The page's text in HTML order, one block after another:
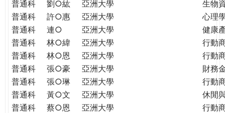
普通科
劉○紘 亞洲大學
生物
普通科
許○惠 亞洲大學
心理
普通科
連○ 亞洲大學
健康
普通科
林○緯 亞洲大學
行動
普通科
林○恩 亞洲大學
行動
普通科
張○豪 亞洲大學
財務
普通科
張○琳 亞洲大學
行動
普通科
黃○文 亞洲大學
休閒
普通科
蔡○恩 亞洲大學
行動